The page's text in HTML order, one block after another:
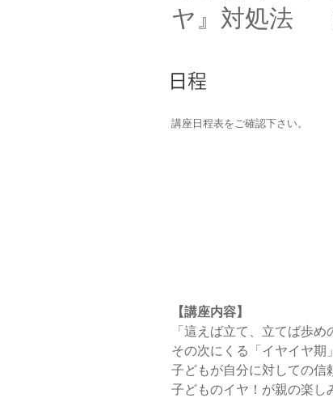
ヤ』対処法
講座日程表をご確認下さい。
【講座内容】
「這えば立て、立てば歩め
その次にくる「イヤイヤ期
子どもが自分に対しての信
子どものイヤ！が親の楽し